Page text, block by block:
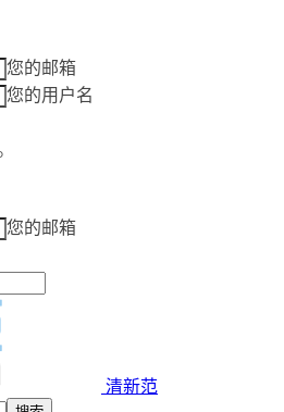
您的邮箱
您的用户名
您的邮箱
清新范